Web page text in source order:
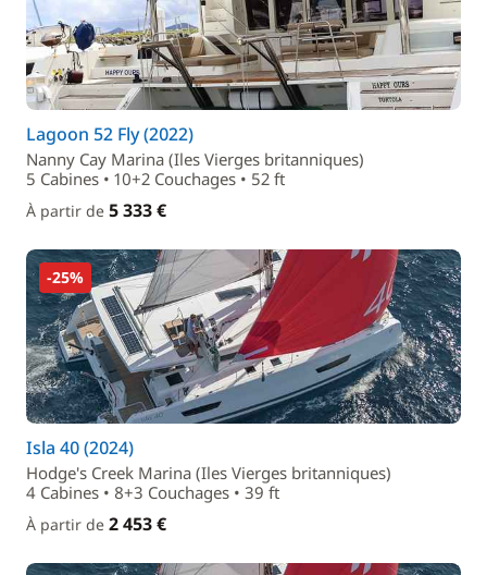
Lagoon 52 Fly (2022)
Nanny Cay Marina (Iles Vierges britanniques)
5 Cabines • 10+2 Couchages • 52 ft
À partir de 5 333 €
-25%
Isla 40 (2024)
Hodge's Creek Marina (Iles Vierges britanniques)
4 Cabines • 8+3 Couchages • 39 ft
À partir de 2 453 €